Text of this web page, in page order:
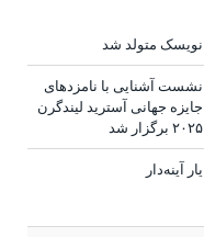
نویسک متولد شد
نشست آشنایی با نامزدهای
جایزه جهانی آسترید لیندگرن
۲۰۲۵ برگزار شد
یار آینه‌دار